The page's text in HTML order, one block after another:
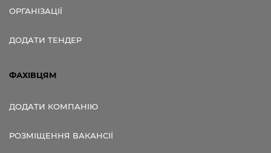
ОРГАНІЗАЦІЇ
ДОДАТИ ТЕНДЕР
ФАХІВЦЯМ
ДОДАТИ КОМПАНІЮ
РОЗМІЩЕННЯ ВАКАНСІЇ